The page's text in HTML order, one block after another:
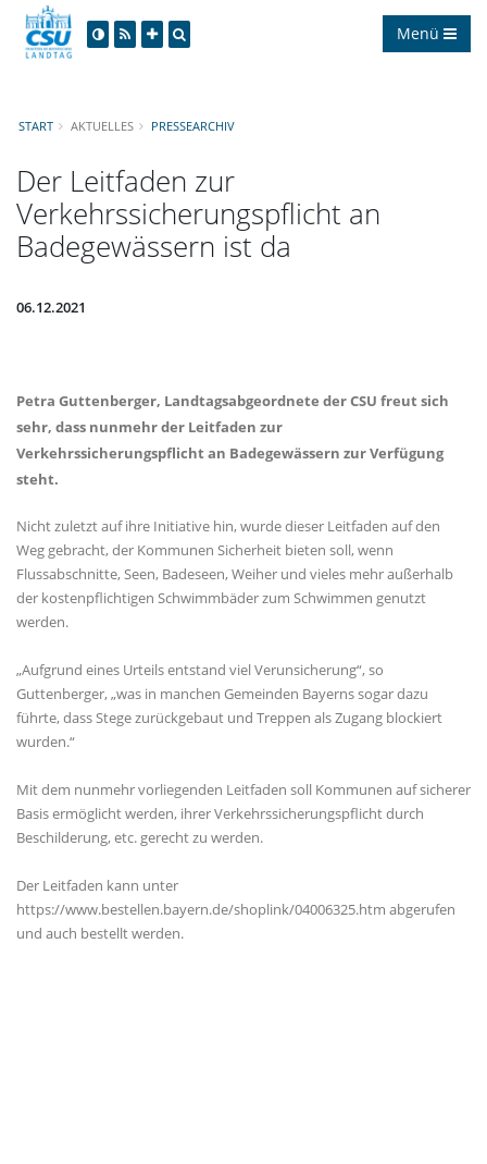
Menü
START AKTUELLES PRESSEARCHIV
Der Leitfaden zur
Verkehrssicherungspflicht an
Badegewässern ist da
06.12.2021
Petra Guttenberger, Landtagsabgeordnete der CSU freut sich
sehr, dass nunmehr der Leitfaden zur
Verkehrssicherungspflicht an Badegewässern zur Verfügung
steht.
Nicht zuletzt auf ihre Initiative hin, wurde dieser Leitfaden auf den
Weg gebracht, der Kommunen Sicherheit bieten soll, wenn
Flussabschnitte, Seen, Badeseen, Weiher und vieles mehr außerhalb
der kostenpflichtigen Schwimmbäder zum Schwimmen genutzt
werden.
Aufgrund eines Urteils entstand viel Verunsicherung“, so
Guttenberger, „was in manchen Gemeinden Bayerns sogar dazu
führte, dass Stege zurückgebaut und Treppen als Zugang blockiert
wurden.“
Mit dem nunmehr vorliegenden Leitfaden soll Kommunen auf sicherer
Basis ermöglicht werden, ihrer Verkehrssicherungspflicht durch
Beschilderung, etc. gerecht zu werden.
Der Leitfaden kann unter
https://www.bestellen.bayern.de/shoplink/04006325.htm abgerufen
und auch bestellt werden.